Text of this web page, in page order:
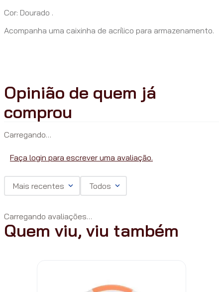
Cor: Dourado .
Acompanha uma caixinha de acrílico para armazenamento.
Carregando…
Faça login para escrever uma avaliação.
Mais recentes Todos
Carregando avaliações…
Quem viu, viu também